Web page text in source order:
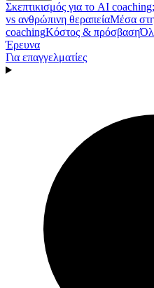
Σκεπτικισμός για το AI coaching;
vs ανθρώπινη θεραπείαΜέσα
coachingΚόστος & πρόσβαση
Έρευνα
Για επαγγελματίες